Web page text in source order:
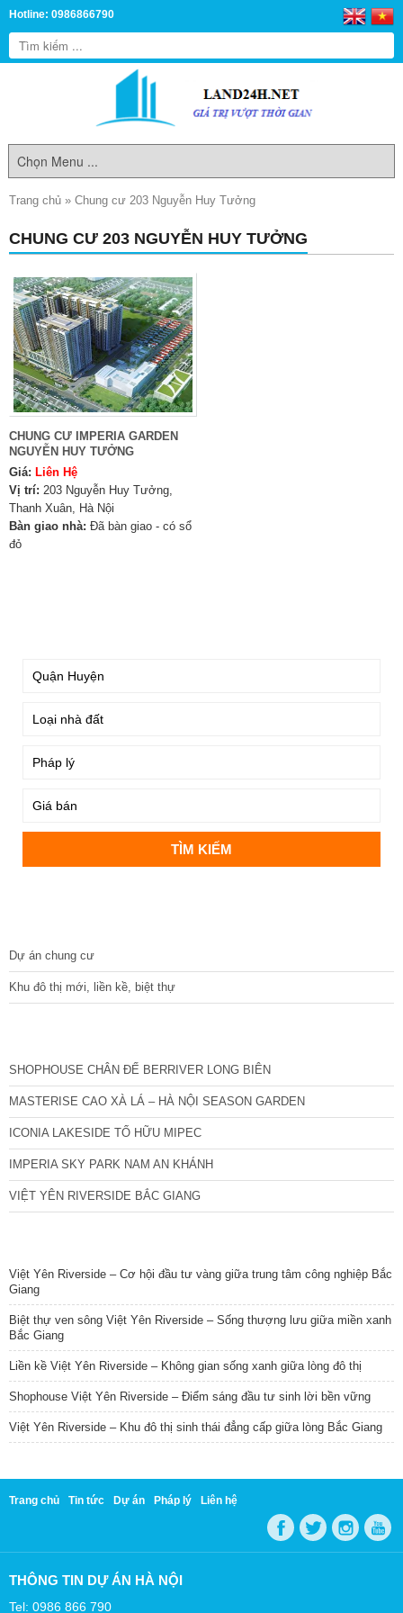
Hotline: 0986866790
Trang chủ » Chung cư 203 Nguyễn Huy Tưởng
CHUNG CƯ 203 NGUYỄN HUY TƯỞNG
CHUNG CƯ IMPERIA GARDEN
NGUYỄN HUY TƯỞNG
Giá: Liên Hệ
Vị trí: 203 Nguyễn Huy Tưởng,
Thanh Xuân, Hà Nội
Bàn giao nhà: Đã bàn giao - có sổ
đỏ
Dự án chung cư
Khu đô thị mới, liền kề, biệt thự
SHOPHOUSE CHÂN ĐẾ BERRIVER LONG BIÊN
MASTERISE CAO XÀ LÁ – HÀ NỘI SEASON GARDEN
ICONIA LAKESIDE TỐ HỮU MIPEC
IMPERIA SKY PARK NAM AN KHÁNH
VIỆT YÊN RIVERSIDE BẮC GIANG
Việt Yên Riverside – Cơ hội đầu tư vàng giữa trung tâm công nghiệp Bắc
Giang
Biệt thự ven sông Việt Yên Riverside – Sống thượng lưu giữa miền xanh
Bắc Giang
Liền kề Việt Yên Riverside – Không gian sống xanh giữa lòng đô thị
Shophouse Việt Yên Riverside – Điểm sáng đầu tư sinh lời bền vững
Việt Yên Riverside – Khu đô thị sinh thái đẳng cấp giữa lòng Bắc Giang
Trang chủ Tin tức Dự án Pháp lý Liên hệ
THÔNG TIN DỰ ÁN HÀ NỘI
Tel: 0986 866 790